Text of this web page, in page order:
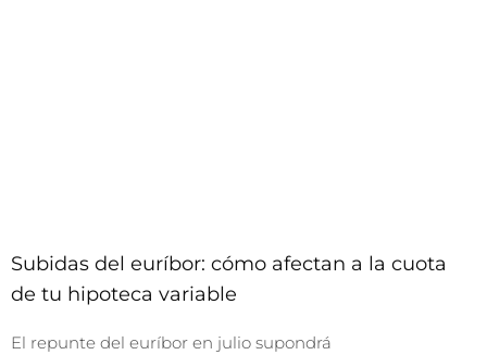
Subidas del euríbor: cómo afectan a la cuota
de tu hipoteca variable
El repunte del euríbor en julio supondrá